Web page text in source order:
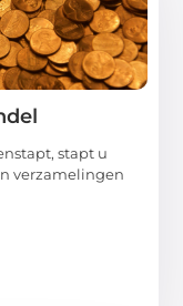
stapt u
verzamelingen